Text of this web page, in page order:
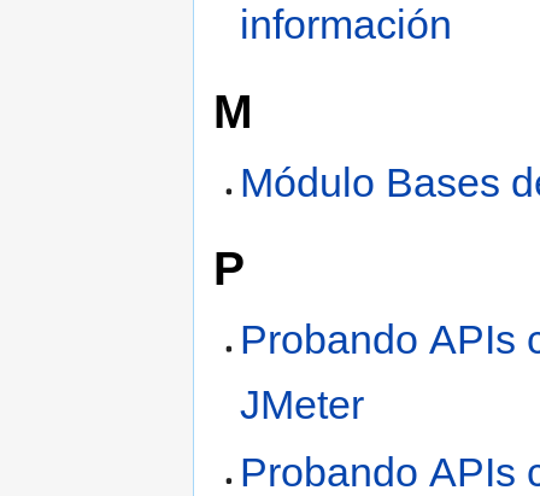
información
M
Módulo Bases
P
Probando APIs
JMeter
Probando APIs